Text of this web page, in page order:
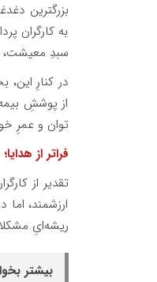
بزرگترین
به کارگران
سبدِ معیشت،
در کنارِ
از پوششِ
توان و عمرِ
فراتر از
تقدیر از
ارزشمند،
ریشه‌ایِ
بیشتر